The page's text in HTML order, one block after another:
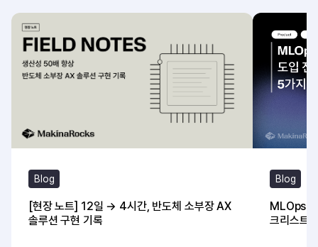
Blog
[현장 노트] 12일 → 4시간, 반도체 소부장 AX
솔루션 구현 기록
Blog
MLOps
크리스트